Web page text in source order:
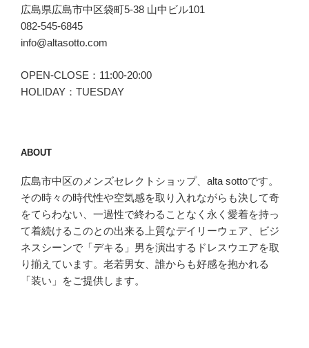
広島県広島市中区袋町5-38 山中ビル101
082-545-6845
info@altasotto.com
OPEN-CLOSE：11:00-20:00
HOLIDAY：TUESDAY
ABOUT
広島市中区のメンズセレクトショップ、alta sottoです。
その時々の時代性や空気感を取り入れながらも決して奇
をてらわない、一過性で終わることなく永く愛着を持っ
て着続けるこのとの出来る上質なデイリーウェア、ビジ
ネスシーンで「デキる」男を演出するドレスウエアを取
り揃えています。老若男女、誰からも好感を抱かれる
「装い」をご提供します。